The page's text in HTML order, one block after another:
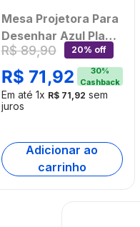
Mesa Projetora Para
Desenhar Azul Play e
Learn Multikids -
BR1600OUT
[Reembalado]
R$ 89,90 20% off
R$ 71,92 30%
Cashback
Em até 1x R$ 71,92 sem
juros
Adicionar ao
carrinho